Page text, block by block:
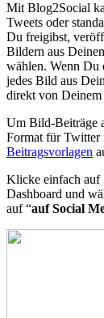
Mit Blog2Social
Tweets oder
Du freigibst,
Bildern aus
wählen. Wenn Du
jedes Bild aus
direkt von
Um Bild-Beiträge
Format für Twitter
Beitragsvorlagen
Klicke einfach auf
Dashboard und w
auf “auf Social